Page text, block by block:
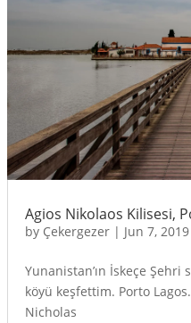
Agios Nikolaos Kilisesi,
by Çekergezer| Jun 7, 2019
Yunanistan’ın İskeçe Şehri
köyü keşfettim. Porto
Nicholas